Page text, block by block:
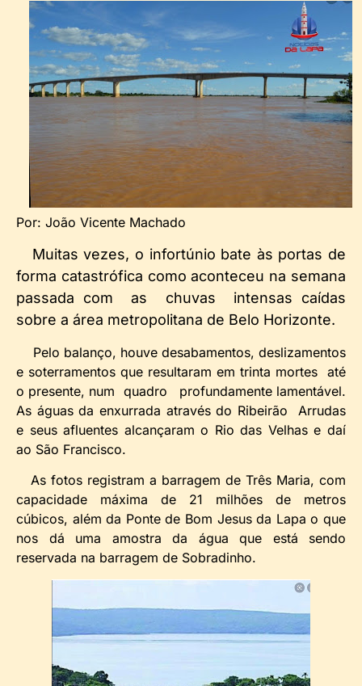
Por: João Vicente Machado
Muitas vezes, o infortúnio bate às portas de
forma catastrófica como aconteceu na semana
passada com as chuvas intensas caídas
sobre a área metropolitana de Belo Horizonte.
Pelo balanço, houve desabamentos, deslizamentos
e soterramentos que resultaram em trinta mortes até
o presente, num quadro profundamente lamentável.
As águas da enxurrada através do Ribeirão Arrudas
e seus afluentes alcançaram o Rio das Velhas e daí
ao São Francisco.
As fotos registram a barragem de Três Maria, com
capacidade máxima de 21 milhões de metros
cúbicos, além da Ponte de Bom Jesus da Lapa o que
nos dá uma amostra da água que está sendo
reservada na barragem de Sobradinho.